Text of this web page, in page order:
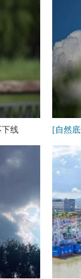
下线 [自然